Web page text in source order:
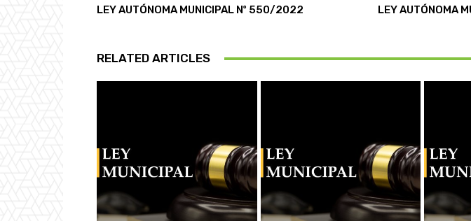
LEY AUTÓNOMA MUNICIPAL Nº 550/2022 LEY AUTÓNOMA
RELATED ARTICLES